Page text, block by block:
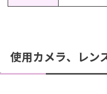
使用カメラ、レン